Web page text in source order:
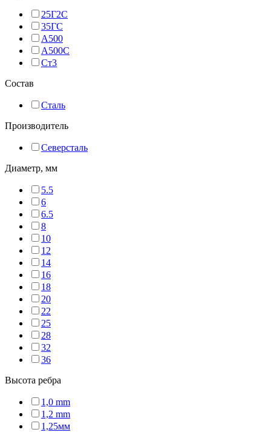
25Г2С
35ГС
А500
А500С
Ст3
Состав
Сталь
Производитель
Северсталь
Диаметр, мм
5.5
6
6.5
8
10
12
14
16
18
20
22
25
28
32
36
Высота ребра
1,0 mm
1,2 mm
1,25мм